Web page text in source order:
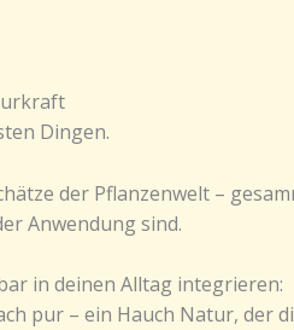
Dingen.
der Pflanzenwelt –
Anwendung sind.
in deinen Alltag integrieren:
pur – ein Hauch Natur, der